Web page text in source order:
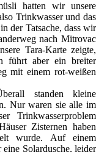
hatten wir unsere
Trinkwasser und das
der Tatsache, dass wir
nach Mitrovac
Tara-Karte zeigte,
führt aber ein breiter
mit einem rot-weißen
standen kleine
Nur waren sie alle im
Trinkwasserproblem
Zisternen haben
wurde. Auf einem
Solardusche, leider